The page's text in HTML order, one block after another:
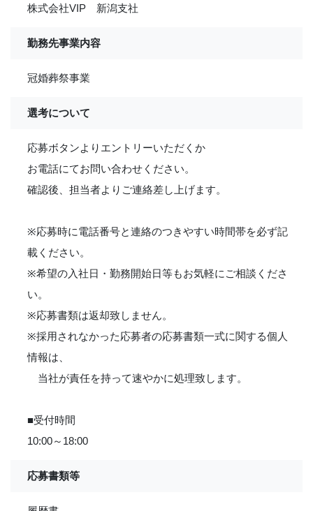
株式会社VIP 新潟支社
勤務先事業内容
冠婚葬祭事業
選考について
応募ボタンよりエントリーいただくか
お電話にてお問い合わせください。
確認後、担当者よりご連絡差し上げます。
※応募時に電話番号と連絡のつきやすい時間帯を必ず記
載ください。
※希望の入社日・勤務開始日等もお気軽にご相談くださ
い。
※応募書類は返却致しません。
※採用されなかった応募者の応募書類一式に関する個人
情報は、
当社が責任を持って速やかに処理致します。
■受付時間
10:00～18:00
応募書類等